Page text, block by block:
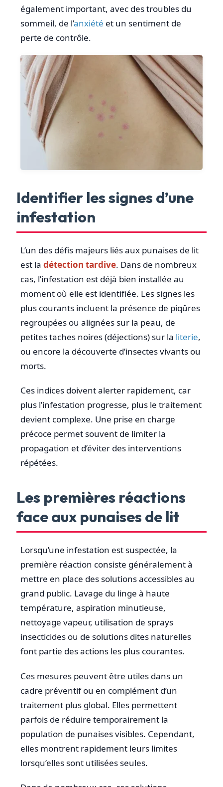
également important, avec des troubles du
sommeil, de l’anxiété et un sentiment de
perte de contrôle.
Identifier les signes d’une
infestation
L’un des défis majeurs liés aux punaises de lit
est la détection tardive. Dans de nombreux
cas, l’infestation est déjà bien installée au
moment où elle est identifiée. Les signes les
plus courants incluent la présence de piqûres
regroupées ou alignées sur la peau, de
petites taches noires (déjections) sur la literie,
ou encore la découverte d’insectes vivants ou
morts.
Ces indices doivent alerter rapidement, car
plus l’infestation progresse, plus le traitement
devient complexe. Une prise en charge
précoce permet souvent de limiter la
propagation et d’éviter des interventions
répétées.
Les premières réactions
face aux punaises de lit
Lorsqu’une infestation est suspectée, la
première réaction consiste généralement à
mettre en place des solutions accessibles au
grand public. Lavage du linge à haute
température, aspiration minutieuse,
nettoyage vapeur, utilisation de sprays
insecticides ou de solutions dites naturelles
font partie des actions les plus courantes.
Ces mesures peuvent être utiles dans un
cadre préventif ou en complément d’un
traitement plus global. Elles permettent
parfois de réduire temporairement la
population de punaises visibles. Cependant,
elles montrent rapidement leurs limites
lorsqu’elles sont utilisées seules.